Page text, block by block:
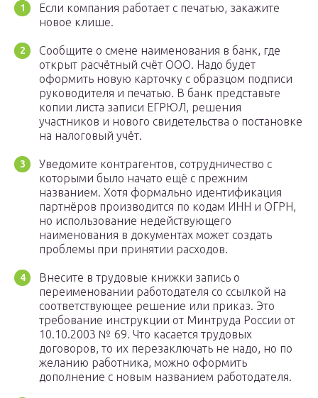
Если компания работает с печатью, закажите
новое клише.
Сообщите о смене наименования в банк, где
открыт расчётный счёт ООО. Надо будет
оформить новую карточку с образцом подписи
руководителя и печатью. В банк представьте
копии листа записи ЕГРЮЛ, решения
участников и нового свидетельства о постановке
на налоговый учёт.
Уведомите контрагентов, сотрудничество с
которыми было начато ещё с прежним
названием. Хотя формально идентификация
партнёров производится по кодам ИНН и ОГРН,
но использование недействующего
наименования в документах может создать
проблемы при принятии расходов.
Внесите в трудовые книжки запись о
переименовании работодателя со ссылкой на
соответствующее решение или приказ. Это
требование инструкции от Минтруда России от
10.10.2003 № 69. Что касается трудовых
договоров, то их перезаключать не надо, но по
желанию работника, можно оформить
дополнение с новым названием работодателя.